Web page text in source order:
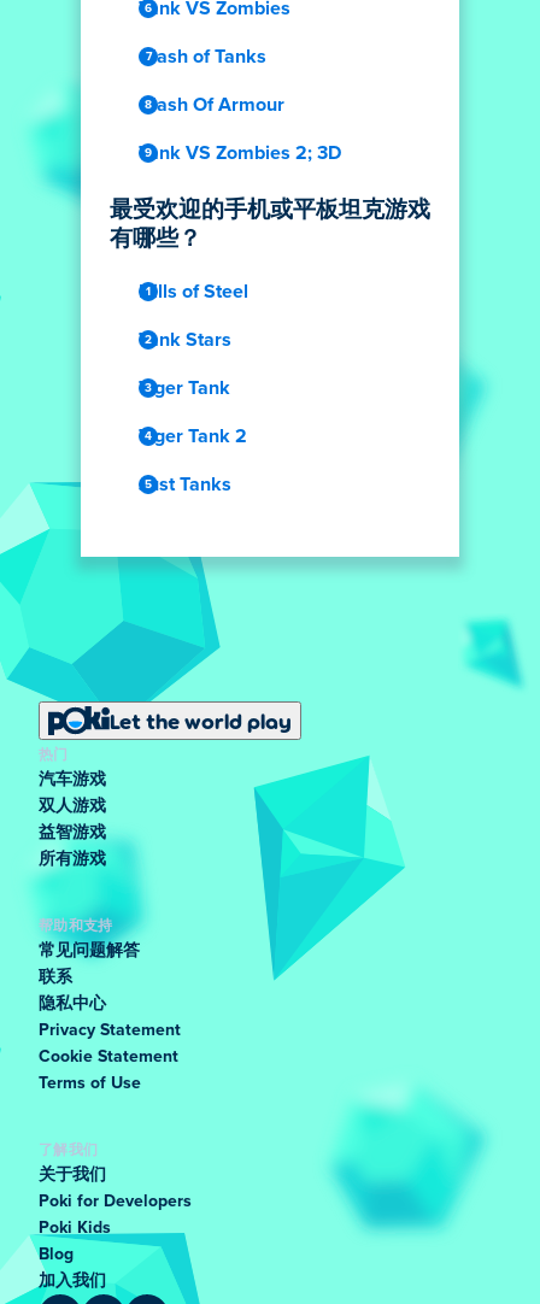
Tank VS Zombies
Clash of Tanks
Clash Of Armour
Tank VS Zombies 2; 3D
最受欢迎的手机或平板坦克游戏
有哪些？
Hills of Steel
Tank Stars
Tiger Tank
Tiger Tank 2
Just Tanks
Let the world play
热门
汽车游戏
双人游戏
益智游戏
所有游戏
帮助和支持
常见问题解答
联系
隐私中心
Privacy Statement
Cookie Statement
Terms of Use
了解我们
关于我们
Poki for Developers
Poki Kids
Blog
加入我们